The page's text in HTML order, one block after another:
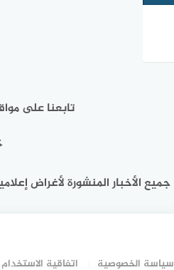
تابعنا على
جميع الأخبار المنشورة لأغراض
سياسة الخصوصية اتفاقية الاستخدام